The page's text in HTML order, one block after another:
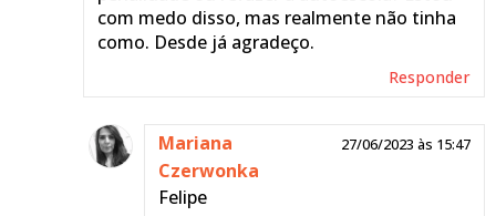
com medo disso, mas realmente não tinha
como. Desde já agradeço.
Responder
Mariana
Czerwonka
27/06/2023 às 15:47
Felipe